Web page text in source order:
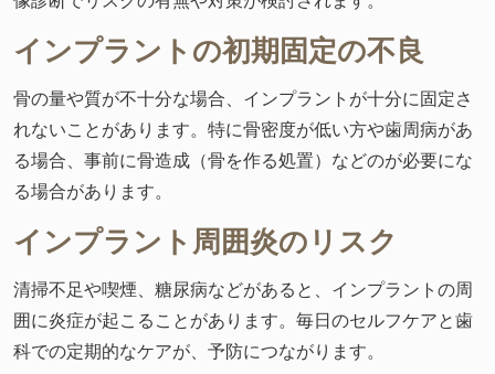
インプラントの初期固定の不良
骨の量や質が不十分な場合、インプラントが十分に固定さ
れないことがあります。特に骨密度が低い方や歯周病があ
る場合、事前に骨造成（骨を作る処置）などのが必要にな
る場合があります。
インプラント周囲炎のリスク
清掃不足や喫煙、糖尿病などがあると、インプラントの周
囲に炎症が起こることがあります。毎日のセルフケアと歯
科での定期的なケアが、予防につながります。